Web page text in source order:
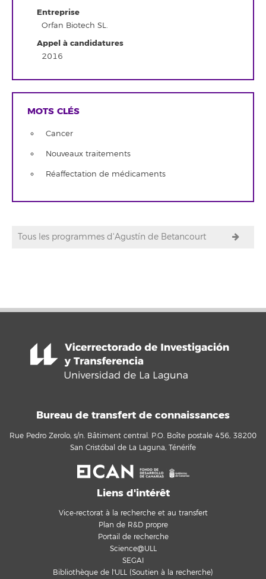
Entreprise
Orfan Biotech SL.
Appel à candidatures
2016
MOTS CLÉS
Cancer
Nouveaux traitements
Réaffectation de médicaments
Tous les programmes d'Agustín de Betancourt
Bureau de transfert de connaissances
Rue Pedro Zerolo, s/n. Bâtiment central. P.O. Boîte postale 456, 38200
San Cristóbal de La Laguna, Ténérife
Liens d'intérêt
Vice-rectorat à la recherche et au transfert
Plan de R&D propre
Portail de recherche
Science@ULL
SEGAI
Bibliothèque de l'ULL (Soutien à la recherche)